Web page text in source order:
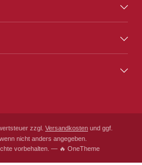
zzgl. Versandkosten und ggf.
nicht anders angegeben.
vorbehalten. — 🔥 OneTheme